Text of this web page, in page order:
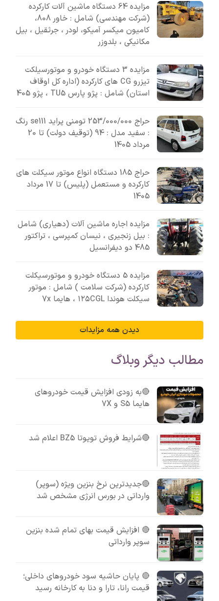
مزایده 64 دستگاه ماشین آلات کارکرده
(شرکت مهندسی) شامل : خاور 808،
کامیون میکسر آمیکو، لودر ، جرثقیل ، بیل
مکانیکی ، بلدوزر
مزایده 3 دستگاه خودرو و موتورسیلکت
تیزرو CG های کارکرده (اداره کل اوقاف
استان) شامل : پژو پارس TU5 ، پژو 405
حراج 253/000/000 تومنی پراید se111 رنگ
: سفید مدل : 94 (توقیف دولت) تا 20
مرداد 1405
حراج 185 دستگاه انواع موتور سیکلت های
کارکرده و مستعمل (پلیس) تا 17 مرداد
1405
مزایده اجاره ماشین آلات (دهیاری) شامل
: بیل زنجیری ، نیسان کمپرسی ، تراکتور
485 دو دیفرانسیل
مزایده 5 دستگاه خودرو و موتورسیکلت
کارکرده (شرکت سلامت ) شامل : موتور
سیکلت هوندا ۱۲۵CGL ، هایما 7x
دیدن همه مزایدات
مطالب دیگر وبلاگ
🔴به زودی افزایش قیمت خودروهای
هایما S5 و 7X
🔴شرایط فروش تویوتا BZ5 اعلام شد
🔴جدیدترین نرخ بنزین ویژه (سوپر)
وارداتی در بورس انرژی مشخص شد
🔴 افزایش قیمت بهای تمام شده بنزین
سوپر وارداتی
🔴 پایان حاشیه سود خودروهای داخلی؛
قیمت رانا، تارا و دنا به کارخانه رسید